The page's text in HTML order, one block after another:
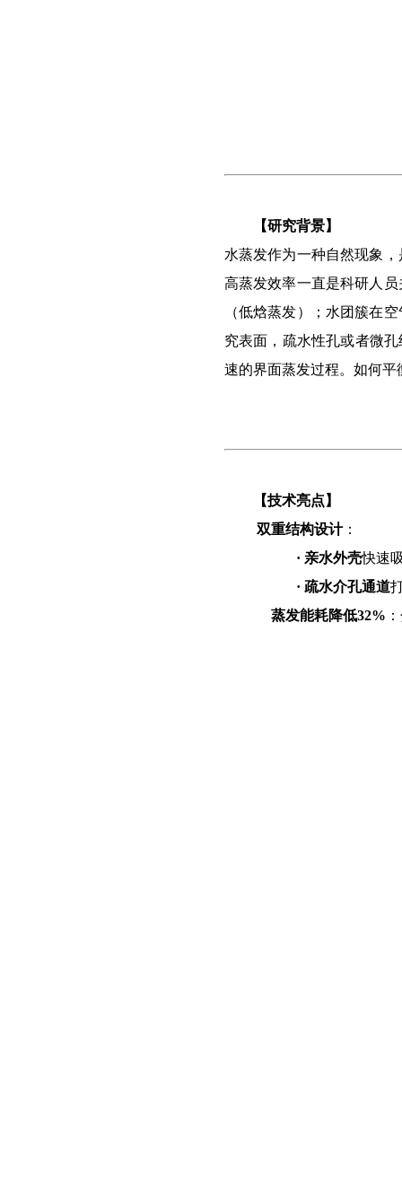
【研究背景】
水蒸发作为一种自然现象 ，
高蒸发效率一直是科研人
（低焓蒸发）；水团簇在
究表面，疏水性孔或者微
速的界面蒸发过程。如何
【技术亮点】
双重结构设计：
· 亲水外壳快速
· 疏水介孔通道
蒸发能耗降低32%